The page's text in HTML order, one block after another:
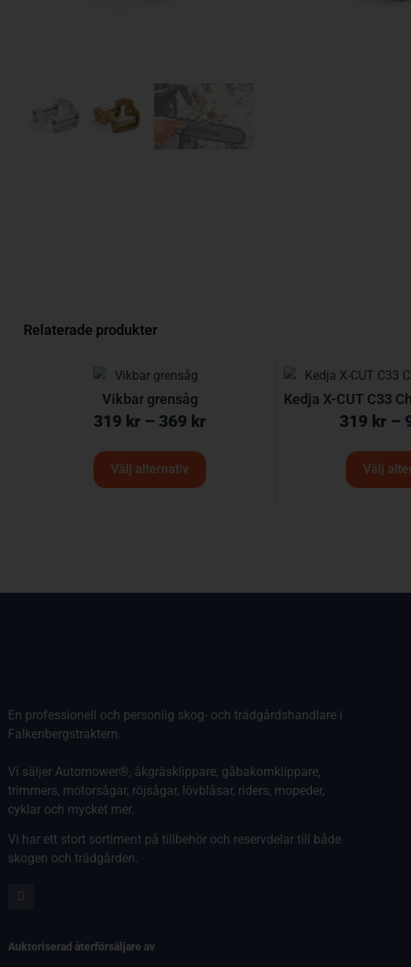
Relaterade produkter
Vikbar grensåg
319 kr – 369 kr
Välj alternativ
Kedja X-CUT C33
319 kr –
Välj
En professionell och personlig skog- och trädgårdshandlare i
Falkenbergstraktern.
Vi säljer Automower®, åkgräsklippare, gåbakomklippare,
trimmers, motorsågar, röjsågar, lövblåsar, riders, mopeder,
cyklar och mycket mer.
Vi har ett stort sortiment på tillbehör och reservdelar till både
skogen och trädgården.
Auktoriserad återförsäljare av